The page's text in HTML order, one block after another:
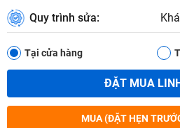
Quy trình sửa:
Tại cửa hàng
ĐẶT MUA
MUA (ĐẶT HẸN